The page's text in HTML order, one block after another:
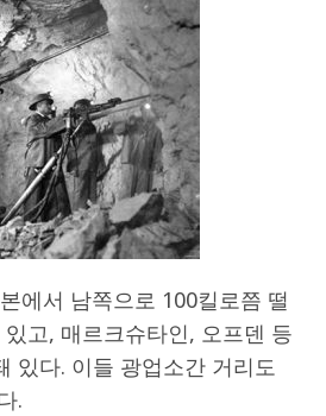
에서 남쪽으로 100킬로쯤 떨
고, 매르크슈타인, 오프덴 등
있다. 이들 광업소간 거리도
.